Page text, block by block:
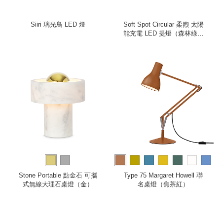
Siiri 璃光鳥 LED 燈
Soft Spot Circular 柔煦 太陽
能充電 LED 提燈（森林綠、
Stone Portable 點金石 可攜
式無線大理石桌燈（金）
more
Type 75 Margaret Howell 聯
名桌燈（焦茶紅）